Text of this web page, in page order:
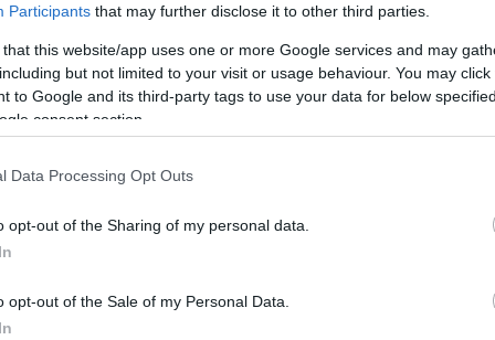
Participants that may further disclose it to other third parties.
that this website/app uses one or more Google services and may
but not limited to your visit or usage behaviour. You may
to Google and its third-party tags to use your data for below
consent section.
Data Processing Opt Outs
opt-out of the Sharing of my personal data.
opt-out of the Sale of my Personal Data.
sono concentrati a Olbia, dove l’offerta
Uno di questi è quello per diventare
scolastico in corso,si tratta di una prima
cerca
di terza media e si svolgerà
del benessere a Olbia
realtà fiorente e questi corsi ottengono